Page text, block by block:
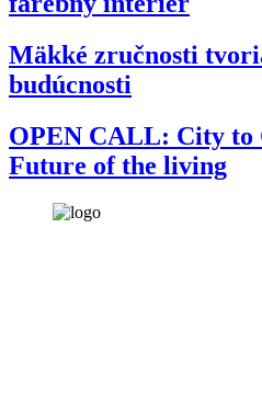
Mäkké zručnosti
budúcnosti
OPEN CALL: City to
Future of the living